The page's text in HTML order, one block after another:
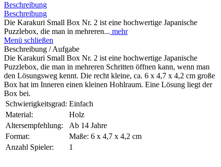
Beschreibung
Beschreibung
Die Karakuri Small Box Nr. 2 ist eine hochwertige Japanische
Puzzlebox, die man in mehreren... mehr
Menü schließen
Beschreibung / Aufgabe
Die Karakuri Small Box Nr. 2 ist eine hochwertige Japanische
Puzzlebox, die man in mehreren Schritten öffnen kann, wenn man
den Lösungsweg kennt. Die recht kleine, ca. 6 x 4,7 x 4,2 cm große
Box hat im Inneren einen kleinen Hohlraum. Eine Lösung liegt der
Box bei.
Schwierigkeitsgrad: Einfach
Material:
Holz
Altersempfehlung:
Ab 14 Jahre
Format:
Maße: 6 x 4,7 x 4,2 cm
Anzahl Spieler:
1